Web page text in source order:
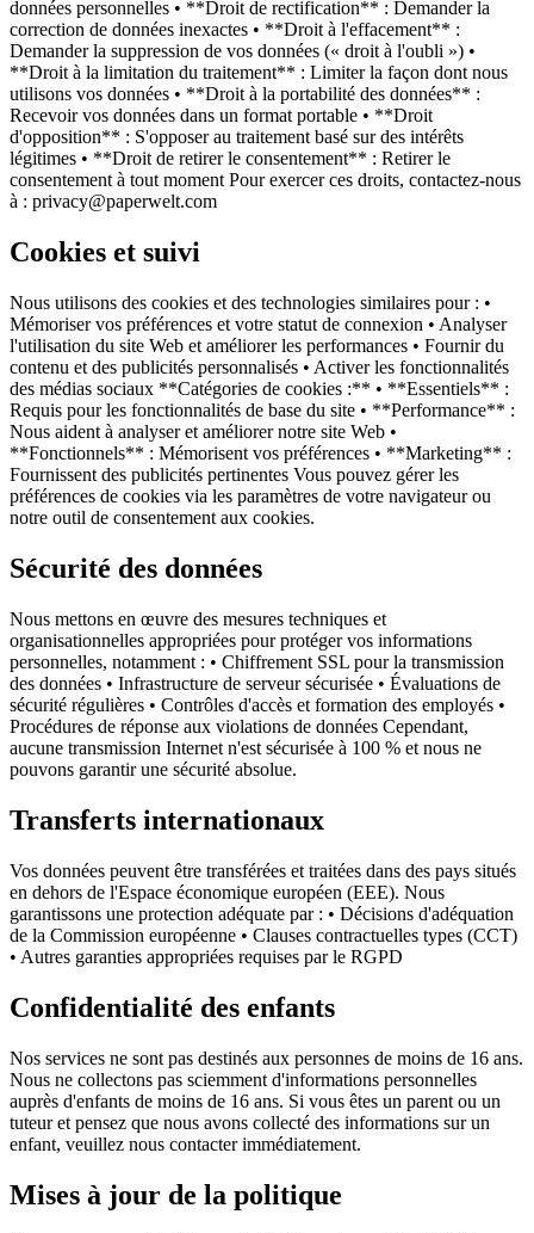
données personnelles • **Droit de rectification** : Demander la
correction de données inexactes • **Droit à l'effacement** :
Demander la suppression de vos données (« droit à l'oubli ») •
**Droit à la limitation du traitement** : Limiter la façon dont nous
utilisons vos données • **Droit à la portabilité des données** :
Recevoir vos données dans un format portable • **Droit
d'opposition** : S'opposer au traitement basé sur des intérêts
légitimes • **Droit de retirer le consentement** : Retirer le
consentement à tout moment Pour exercer ces droits, contactez-nous
à : privacy@paperwelt.com
Cookies et suivi
Nous utilisons des cookies et des technologies similaires pour : •
Mémoriser vos préférences et votre statut de connexion • Analyser
l'utilisation du site Web et améliorer les performances • Fournir du
contenu et des publicités personnalisés • Activer les fonctionnalités
des médias sociaux **Catégories de cookies :** • **Essentiels** :
Requis pour les fonctionnalités de base du site • **Performance** :
Nous aident à analyser et améliorer notre site Web •
**Fonctionnels** : Mémorisent vos préférences • **Marketing** :
Fournissent des publicités pertinentes Vous pouvez gérer les
préférences de cookies via les paramètres de votre navigateur ou
notre outil de consentement aux cookies.
Sécurité des données
Nous mettons en œuvre des mesures techniques et
organisationnelles appropriées pour protéger vos informations
personnelles, notamment : • Chiffrement SSL pour la transmission
des données • Infrastructure de serveur sécurisée • Évaluations de
sécurité régulières • Contrôles d'accès et formation des employés •
Procédures de réponse aux violations de données Cependant,
aucune transmission Internet n'est sécurisée à 100 % et nous ne
pouvons garantir une sécurité absolue.
Transferts internationaux
Vos données peuvent être transférées et traitées dans des pays situés
en dehors de l'Espace économique européen (EEE). Nous
garantissons une protection adéquate par : • Décisions d'adéquation
de la Commission européenne • Clauses contractuelles types (CCT)
• Autres garanties appropriées requises par le RGPD
Confidentialité des enfants
Nos services ne sont pas destinés aux personnes de moins de 16 ans.
Nous ne collectons pas sciemment d'informations personnelles
auprès d'enfants de moins de 16 ans. Si vous êtes un parent ou un
tuteur et pensez que nous avons collecté des informations sur un
enfant, veuillez nous contacter immédiatement.
Mises à jour de la politique